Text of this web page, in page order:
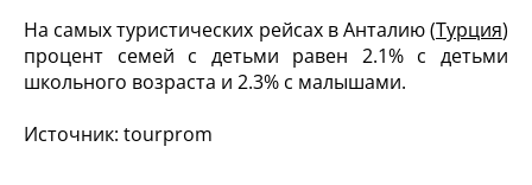
На самых туристических рейсах в Анталию (Турция)
процент семей с детьми равен 2.1% с детьми
школьного возраста и 2.3% с малышами.
Источник: tourprom